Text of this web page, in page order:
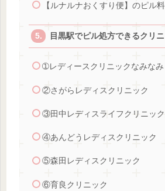
【ルナルナおくすり便】のピル
目黒駅でピル処方できるクリ
➀レディースクリニックなみなみ
②さがらレディスクリニック
③田中レディスライフクリニック
④あんどうレディスクリニック
⑤森田レディスクリニック
⑥育良クリニック